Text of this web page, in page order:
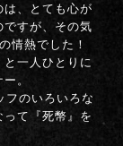
は、とても心が
ですが、その気
情熱でした！
と一人ひとりに
。
フのいろいろな
て『死幣』を